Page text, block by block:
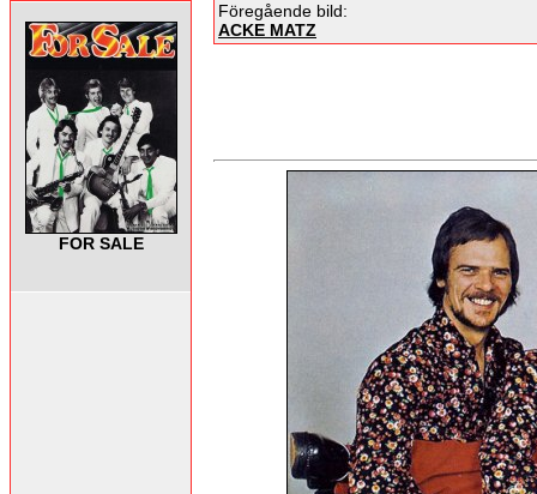
FOR SALE
Föregående bild:
ACKE MATZ